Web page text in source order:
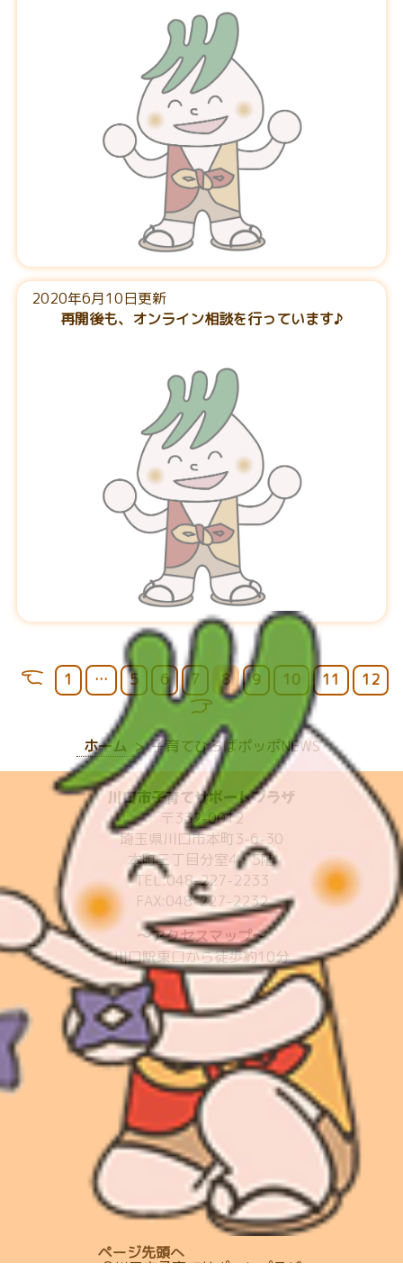
2020年6月10日更新
再開後も、オンライン相談を行っています♪
ペ
り
へ
ペ
ー
1 …
ペ
ー
ジ
5
ペ
ー
6
ペ
ー
ジ
7
ペ
ー
ジ
8
ペ
ー
9
ペ
ー
ジ
10
ペ
ー
11
ペ
ー
12
次
ホーム
子育てひろばポッポNEWS
川口市子育てサポートプラザ
〒332-0012
埼玉県川口市本町3-6-30
本町三丁目分室4・5階
TEL:048-227-2233
FAX:048-227-2232
～アクセスマップ～
川口駅東口から徒歩約10分
ページ先頭へ